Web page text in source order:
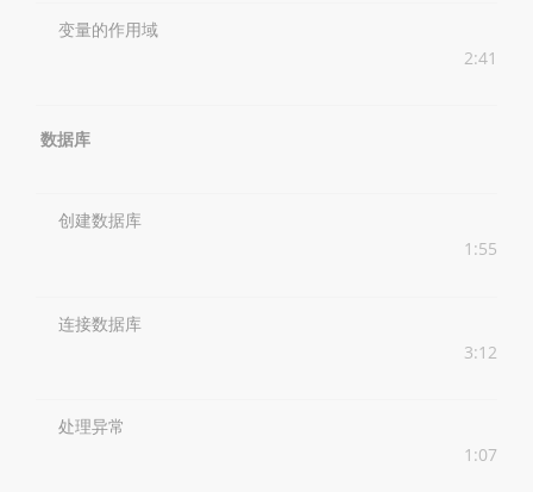
变量的作用域
2:41
数据库
创建数据库
1:55
连接数据库
3:12
处理异常
1:07